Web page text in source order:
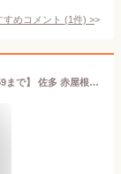
めコメント (1件) >
【エントリーでポイント10倍確定ッ！〜5/16 1:59まで】 佐多 赤屋根マンダリン 箱なし 720ml リキュール 九州 鹿児島 母の日 父の日